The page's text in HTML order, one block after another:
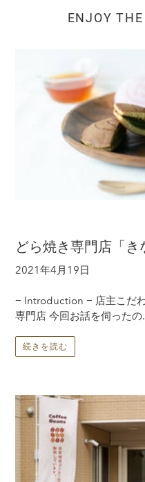
ENJOY
どら焼き専門店「き
2021年4月19日
− Introduction − 店主こだ
専門店 今回お話を伺ったの
続きを読む